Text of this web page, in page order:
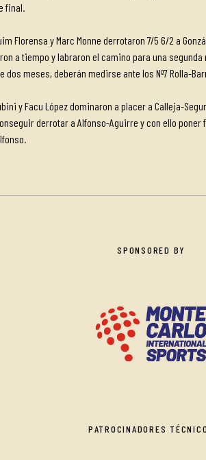
final.
Florensa y Marc Monne derrotaron 7/5 6/2 a
a tiempo y labraron el camino para una
dos meses, deberán medirse ante los Nº7 Rolla-
y Facu López dominaron a placer a Calleja-
derrotar a Alfonso-Aguirre y con ello
SPONSORED BY
PATROCINADORES